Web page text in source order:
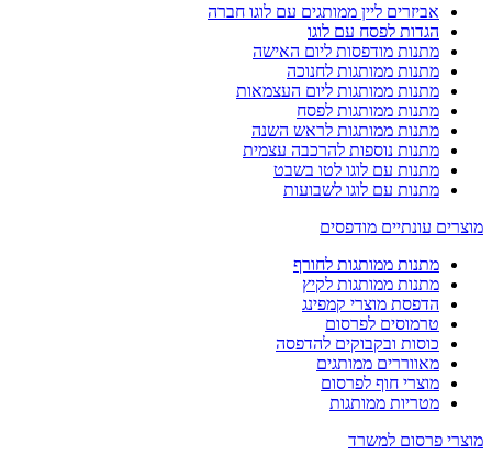
אביזרים ליין ממותגים עם לוגו חברה
הגדות לפסח עם לוגו
מתנות מודפסות ליום האישה
מתנות ממותגות לחנוכה
מתנות ממותגות ליום העצמאות
מתנות ממותגות לפסח
מתנות ממותגות לראש השנה
מתנות נוספות להרכבה עצמית
מתנות עם לוגו לטו בשבט
מתנות עם לוגו לשבועות
עונתיים מודפסים
מתנות ממותגות לחורף
מתנות ממותגות לקיץ
הדפסת מוצרי קמפינג
טרמוסים לפרסום
כוסות ובקבוקים להדפסה
מאווררים ממותגים
מוצרי חוף לפרסום
מטריות ממותגות
פרסום למשרד